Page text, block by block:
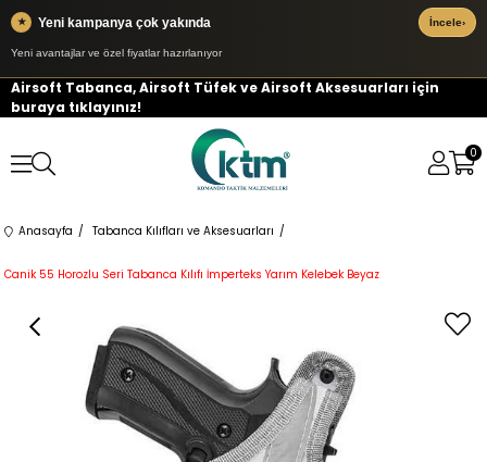
★ Yeni kampanya çok yakında
Yeni avantajlar ve özel fiyatlar hazırlanıyor
İncele›
Airsoft Tabanca, Airsoft Tüfek ve Airsoft Aksesuarları için
buraya tıklayınız!
0
Anasayfa Tabanca Kılıfları ve Aksesuarları
Canik 55 Horozlu Seri Tabanca Kılıfı İmperteks Yarım Kelebek Beyaz